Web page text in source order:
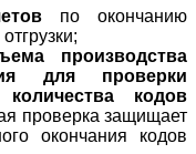
по окончанию
производства
для проверки
количества кодов
проверка защищает
окончания кодов